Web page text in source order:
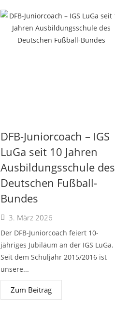
DFB-Juniorcoach – IGS
LuGa seit 10 Jahren
Ausbildungsschule des
Deutschen Fußball-
Bundes
3. März 2026
Der DFB-Juniorcoach feiert 10-
jähriges Jubiläum an der IGS LuGa.
Seit dem Schuljahr 2015/2016 ist
unsere...
Zum Beitrag